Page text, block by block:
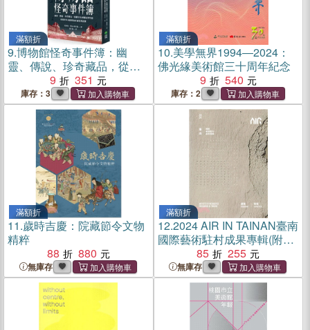
滿額折
9.博物館怪奇事件簿：幽
靈、傳說、珍奇藏品，從羅
浮宮到麵包博物館，揭開世
界展館幕後的祕密與謎團
9 351
庫存：3
滿額折
10.美學無界1994―2024：
佛光緣美術館三十周年紀念
9
540
庫存：2
滿額折
11.歲時吉慶：院藏節令文物
精粹
88
880
無庫存
滿額折
12.2024 AIR IN TAINAN臺南
國際藝術駐村成果專輯(附光
85 255
無庫存